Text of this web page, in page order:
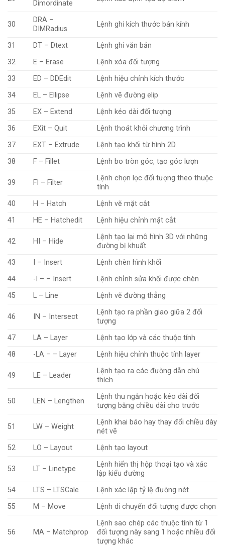
Dimordinate
30
DRA –
DIMRadius
Lệnh ghi kích thước bán kính
31 DT – Dtext
Lệnh ghi văn bản
32
E – Erase
Lệnh xóa đối tượng
33
ED – DDEdit
Lệnh hiệu chỉnh kích thước
34
EL – Ellipse
Lệnh vẽ đường elip
35
EX – Extend
Lệnh kéo dài đối tượng
36
EXit – Quit
Lệnh thoát khỏi chương trình
37
EXT – Extrude
Lệnh tạo khối từ hình 2D.
38
F – Fillet Lệnh bo tròn góc, tạo góc lượn
39 FI – Filter
Lệnh chọn lọc đối tượng theo thuộc
tính
40
H – Hatch
Lệnh vẽ mặt cắt
41
HE – Hatchedit Lệnh hiệu chỉnh mặt cắt
42 HI – Hide
Lệnh tạo lại mô hình 3D với những
đường bị khuất
43
I – Insert
Lệnh chèn hình khối
44
-I – – Insert
Lệnh chỉnh sửa khối được chèn
45
L – Line Lệnh vẽ đường thẳng
46 IN – Intersect
Lệnh tạo ra phần giao giữa 2 đối
tượng
47
LA – Layer
Lệnh tạo lớp và các thuộc tính
48
-LA – – Layer Lệnh hiệu chỉnh thuộc tính layer
49 LE – Leader
Lệnh tạo ra các đường dẫn chú
thích
50 LEN – Lengthen
Lệnh thu ngắn hoặc kéo dài đối
tượng bằng chiều dài cho trước
51 LW – Weight
Lệnh khai báo hay thay đổi chiều dày
nét vẽ
52
LO – Layout Lệnh tạo layout
53 LT – Linetype
Lệnh hiển thị hộp thoại tạo và xác
lập kiểu đường
54
LTS – LTSCale
Lệnh xác lập tỷ lệ đường nét
55
M – Move Lệnh di chuyển đối tượng được chọn
56 MA – Matchprop
Lệnh sao chép các thuộc tính từ 1
đối tượng này sang 1 hoặc nhiều đối
tượng khác